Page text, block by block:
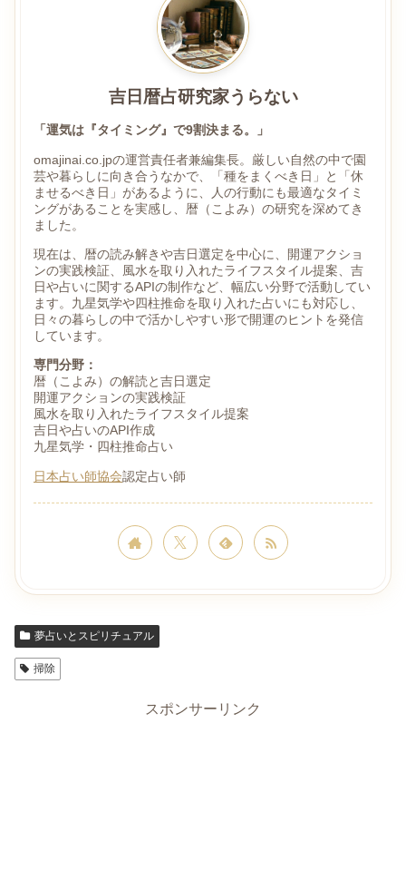
吉日暦占研究家うらない
「運気は『タイミング』で9割決まる。」
omajinai.co.jpの運営責任者兼編集長。厳しい自然の中で園
芸や暮らしに向き合うなかで、「種をまくべき日」と「休
ませるべき日」があるように、人の行動にも最適なタイミ
ングがあることを実感し、暦（こよみ）の研究を深めてき
ました。
現在は、暦の読み解きや吉日選定を中心に、開運アクショ
ンの実践検証、風水を取り入れたライフスタイル提案、吉
日や占いに関するAPIの制作など、幅広い分野で活動してい
ます。九星気学や四柱推命を取り入れた占いにも対応し、
日々の暮らしの中で活かしやすい形で開運のヒントを発信
しています。
専門分野：
暦（こよみ）の解読と吉日選定
開運アクションの実践検証
風水を取り入れたライフスタイル提案
吉日や占いのAPI作成
九星気学・四柱推命占い
日本占い師協会認定占い師
夢占いとスピリチュアル
掃除
スポンサーリンク